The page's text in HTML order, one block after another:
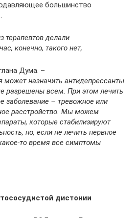
большинство
терапевтов делали
конечно, такого нет,
Дума. –
может назначить антидепрессанты
разрешены всем. При этом лечить
заболевание – тревожное или
расстройство. Мы можем
которые стабилизируют
но, если не лечить нервное
то время все симптомы
дистонии